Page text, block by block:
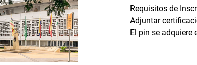
Requisitos de
Adjuntar
El pin se adquiere